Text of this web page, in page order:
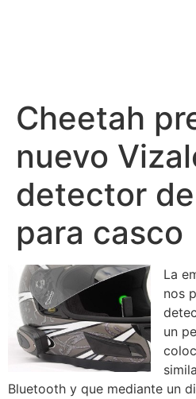
Cheetah
nuevo
detector
para casco
La
nos
un
Bluetooth y que mediante un